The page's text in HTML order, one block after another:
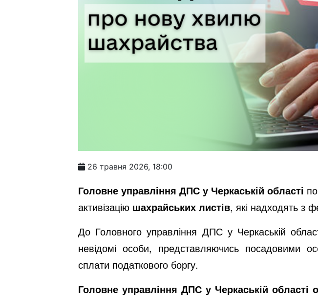
26 травня 2026, 18:00
Головне управління ДПС у Черкаській області
активізацію шахрайських листів, які надходять з
До Головного управління ДПС у Черкаській
невідомі особи, представляючись посадовими
сплати податкового боргу.
Головне управління ДПС у Черкаській